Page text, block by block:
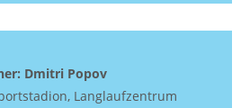
Dmitri Popov
Langlaufzentrum